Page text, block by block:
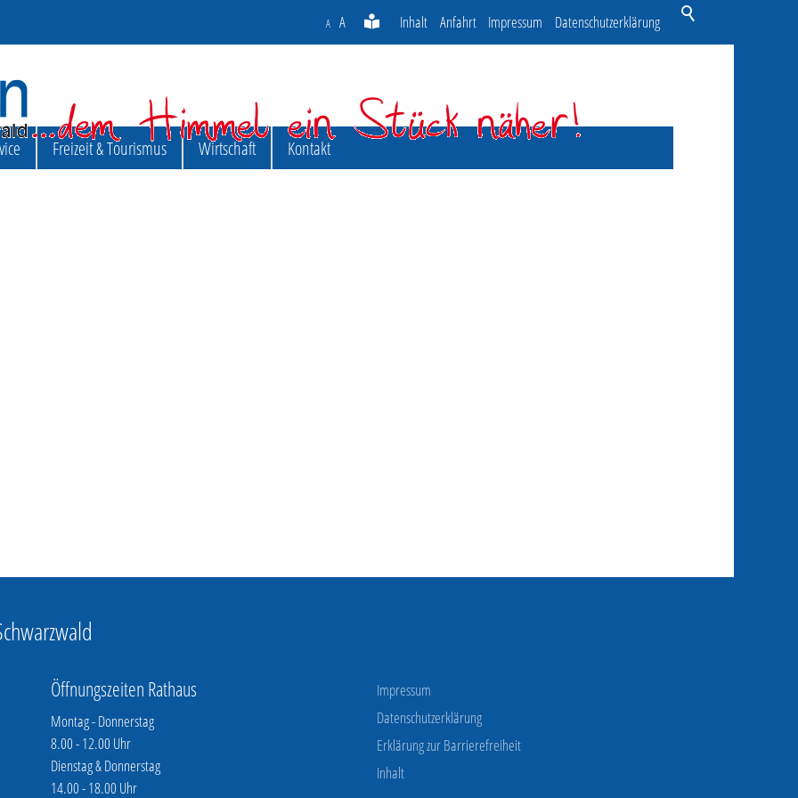
Inhalt Anfahrt Impressum Datenschutzerklärung
A A
Freizeit & Tourismus Wirtschaft Kontakt
Öffnungszeiten Rathaus
Montag - Donnerstag
8.00 - 12.00 Uhr
Dienstag & Donnerstag
14.00 - 18.00 Uhr
Impressum
Datenschutzerklärung
Erklärung zur Barrierefreiheit
Inhalt